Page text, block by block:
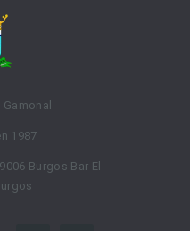
1987
Burgos Bar El